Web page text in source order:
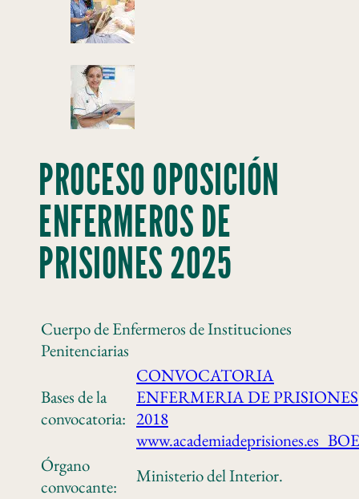
PROCESO OPOSICIÓN
ENFERMEROS DE
PRISIONES 2025
Cuerpo de Enfermeros de Instituciones
Penitenciarias
Bases de la
convocatoria:
CONVOCATORIA
ENFERMERIA DE PRISIONES
2018
www.academiadeprisiones.es_BOE
Órgano
convocante:
Ministerio del Interior.